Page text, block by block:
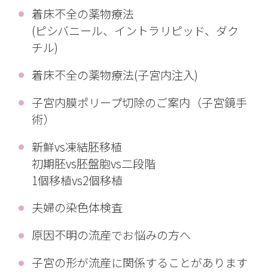
着床不全の薬物療法
(ピシバニール、イントラリピッド、ダク
チル)
着床不全の薬物療法(子宮内注入)
子宮内膜ポリープ切除のご案内（子宮鏡手
術）
新鮮vs凍結胚移植
初期胚vs胚盤胞vs二段階
1個移植vs2個移植
夫婦の染色体検査
原因不明の流産でお悩みの方へ
子宮の形が流産に関係することがあります